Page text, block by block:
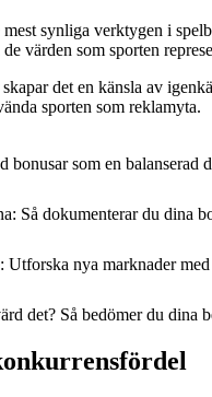
mest synliga verktygen i
värden som sporten
det en känsla av
sporten som reklamyta.
som en balanserad
Så dokumenterar du dina
Utforska nya marknader
det? Så bedömer du dina